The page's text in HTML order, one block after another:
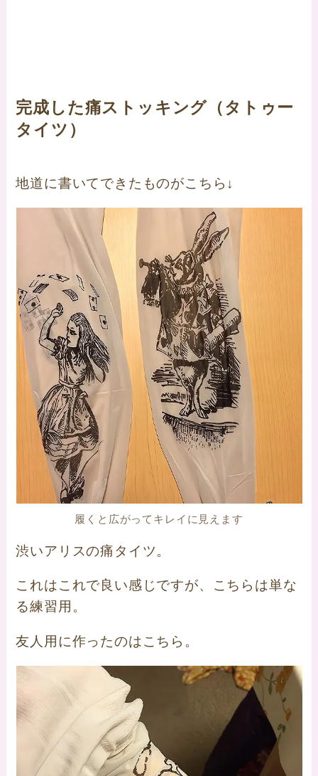
完成した痛ストッキング（タトゥー
タイツ）
地道に書いてできたものがこちら↓
履くと広がってキレイに見えます
渋いアリスの痛タイツ。
これはこれで良い感じですが、こちらは単な
る練習用。
友人用に作ったのはこちら。